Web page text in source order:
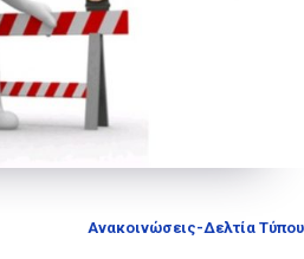
Ανακοινώσεις-Δελτία Τύπου